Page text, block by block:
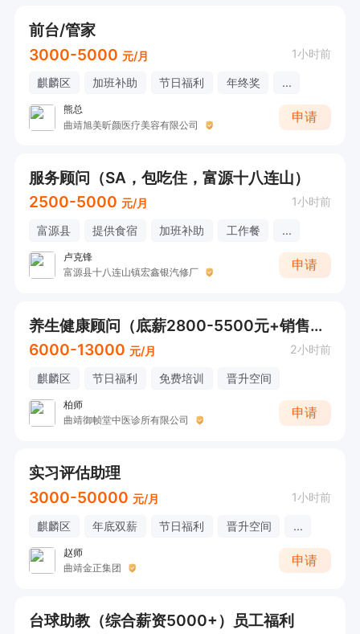
前台/管家
3000-5000 元/月 1小时前
麒麟区 加班补助 节日福利 年终奖 ...
熊总
曲靖旭美昕颜医疗美容有限公司
申请
服务顾问（SA，包吃住，富源十八连山）
2500-5000 元/月 1小时前
富源县 提供食宿 加班补助 工作餐 ...
卢克锋
富源县十八连山镇宏鑫银汽修厂
申请
养生健康顾问（底薪2800-5500元+销售提成+拓客奖+全勤奖）
6000-13000 元/月 2小时前
麒麟区 节日福利 免费培训 晋升空间
柏师
曲靖御帧堂中医诊所有限公司
申请
实习评估助理
3000-50000 元/月 1小时前
麒麟区 年底双薪 节日福利 晋升空间 ...
赵师
曲靖金正集团
申请
台球助教（综合薪资5000+）员工福利